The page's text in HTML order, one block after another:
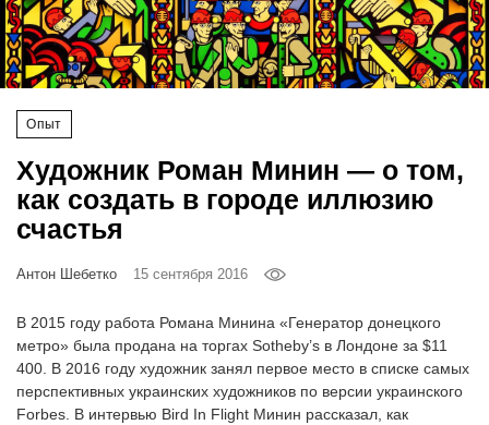
Опыт
Художник Роман Минин — о том,
как создать в городе иллюзию
счастья
Антон Шебетко 15 сентября 2016
В 2015 году работа Романа Минина «Генератор донецкого
метро» была продана на торгах Sotheby’s в Лондоне за $11
400. В 2016 году художник занял первое место в списке самых
перспективных украинских художников по версии украинского
Forbes. В интервью Bird In Flight Минин рассказал, как